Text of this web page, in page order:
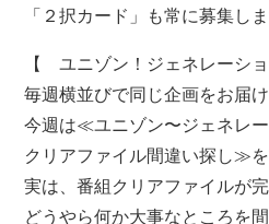
「２択カード」も常に募集しま
【 ユニゾン！ジェネレーシ
毎週横並びで同じ企画をお届
今週は≪ユニゾン〜ジェネレ
クリアファイル間違い探し≫を
実は、番組クリアファイルが完
どうやら何か大事なところを